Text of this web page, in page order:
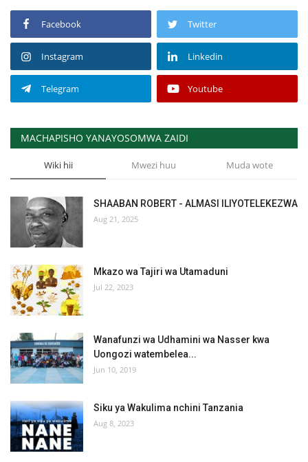
Facebook Twitter
Instagram Linkedin
Telegram Youtube
MACHAPISHO YANAYOSOMWA ZAIDI
Wiki hii Mwezi huu Muda wote
SHAABAN ROBERT - ALMASI ILIYOTELEKEZWA
Aug 21, 2025
Mkazo wa Tajiri wa Utamaduni
Jul 22, 2023
Wanafunzi wa Udhamini wa Nasser kwa
Uongozi watembelea...
Jun 10, 2019
Siku ya Wakulima nchini Tanzania
Aug 8, 2023